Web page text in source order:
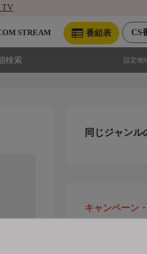
TV
CS
番組表
STREAM
検索 設定地
同じジャンル
キャンペーン